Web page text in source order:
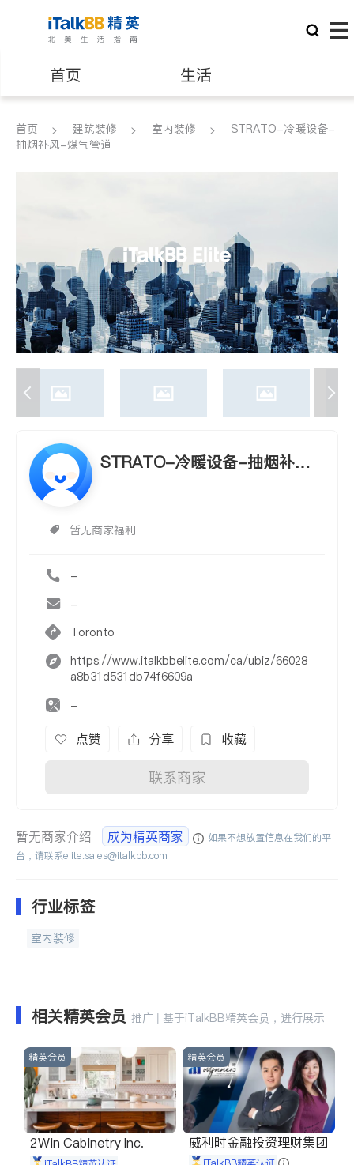
首页 生活
医生 律师
建筑装修
首页 建筑装修 室内装修
STRATO-冷暖设备-
抽烟补风-煤气管道
STRATO-冷暖设备-抽烟补风-
暂无商家福利
-
-
Toronto
https://www.italkbbelite.com/ca/ubiz/66028
a8b31d531db74f6609a
-
点赞 分享 收藏
联系商家
暂无商家介绍 成为精英商家
如果不想放置信息在我们的平
台，请联系elite.sales@italkbb.com
行业标签
室内装修
相关精英会员 推广 | 基于iTalkBB精英会员，进行展示
精英会员
2Win Cabinetry Inc.
精英会员
威利时金融投资理财集团